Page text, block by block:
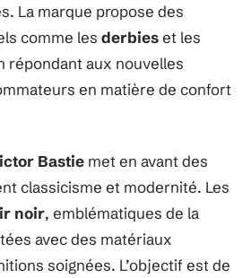
La marque propose des
comme les derbieset les
répondant aux nouvelles
en matière de confort
Bastie met en avant des
classicisme et modernité. Les
noir, emblématiques de la
avec des matériaux
soignées. L’objectif est de